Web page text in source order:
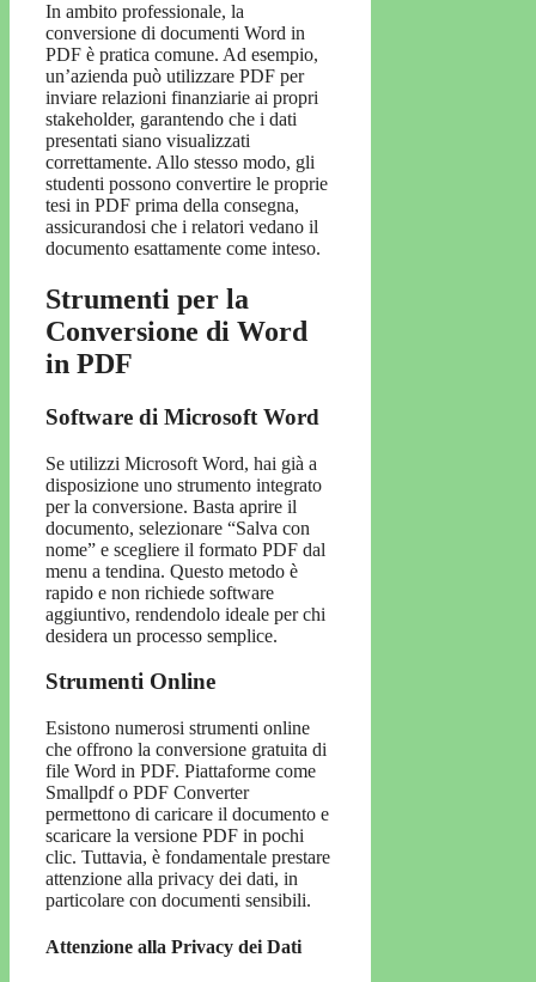
In ambito professionale, la
conversione di documenti Word in
PDF è pratica comune. Ad esempio,
un’azienda può utilizzare PDF per
inviare relazioni finanziarie ai propri
stakeholder, garantendo che i dati
presentati siano visualizzati
correttamente. Allo stesso modo, gli
studenti possono convertire le proprie
tesi in PDF prima della consegna,
assicurandosi che i relatori vedano il
documento esattamente come inteso.
Strumenti per la
Conversione di Word
in PDF
Software di Microsoft Word
Se utilizzi Microsoft Word, hai già a
disposizione uno strumento integrato
per la conversione. Basta aprire il
documento, selezionare “Salva con
nome” e scegliere il formato PDF dal
menu a tendina. Questo metodo è
rapido e non richiede software
aggiuntivo, rendendolo ideale per chi
desidera un processo semplice.
Strumenti Online
Esistono numerosi strumenti online
che offrono la conversione gratuita di
file Word in PDF. Piattaforme come
Smallpdf o PDF Converter
permettono di caricare il documento e
scaricare la versione PDF in pochi
clic. Tuttavia, è fondamentale prestare
attenzione alla privacy dei dati, in
particolare con documenti sensibili.
Attenzione alla Privacy dei Dati